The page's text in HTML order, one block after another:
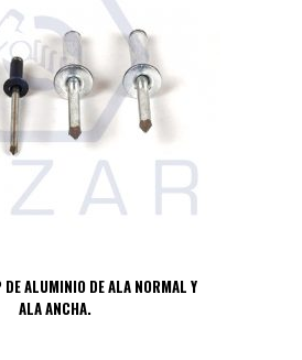
DE ALUMINIO DE ALA NORMAL Y
ALA ANCHA.